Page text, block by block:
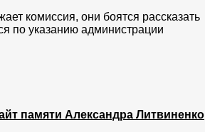
комиссия, они боятся рассказать
по указанию администрации
памяти Александра Литвиненко